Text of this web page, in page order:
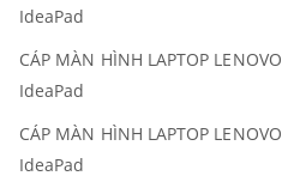
IdeaPad
CÁP MÀN HÌNH LAPTOP LENOVO
IdeaPad
CÁP MÀN HÌNH LAPTOP LENOVO
IdeaPad